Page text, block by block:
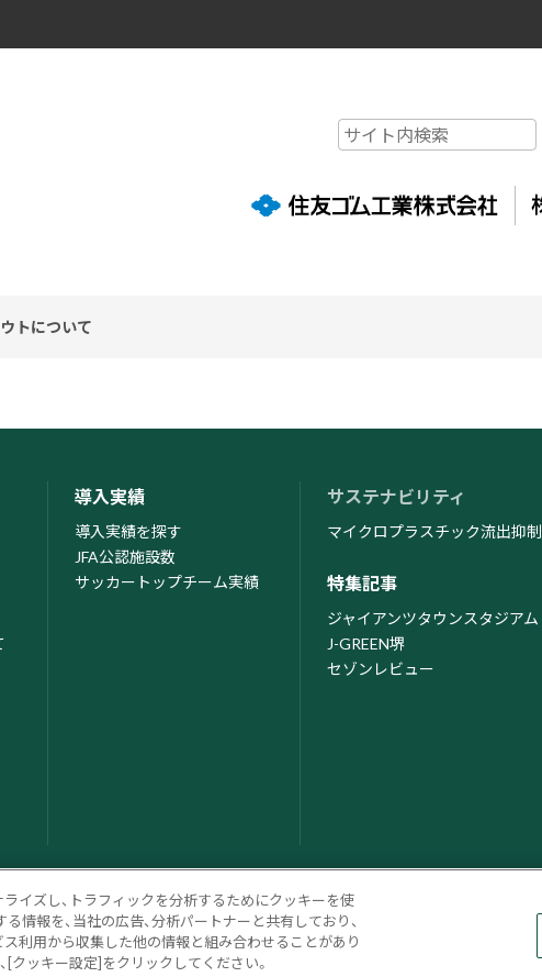
トについて
導入実績
導入実績を探す
JFA公認施設数
サッカートップチーム実績
サステナビリティ
マイクロプラスチック流出抑制
特集記事
ジャイアンツタウンスタジアム
J-GREEN堺
セゾンレビュー
© Sumitomo Rubber Industries, Ltd. All rights reserved.
イズし、トラフィックを分析するためにクッキーを使
情報を、当社の広告、分析パートナーと共有しており、
利用から収集した他の情報と組み合わせることがあり
クッキー設定]をクリックしてください。